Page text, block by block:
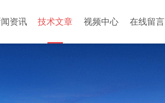
资讯 技术文章 视频中心 在线留言